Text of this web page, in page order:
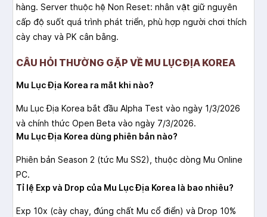
hàng. Server thuộc hệ Non Reset: nhân vật giữ nguyên
cấp độ suốt quá trình phát triển, phù hợp người chơi thích
cày chay và PK cân bằng.
CÂU HỎI THƯỜNG GẶP VỀ MU LỤC ĐỊA KOREA
Mu Lục Địa Korea ra mắt khi nào?
Mu Lục Địa Korea bắt đầu Alpha Test vào ngày 1/3/2026
và chính thức Open Beta vào ngày 7/3/2026.
Mu Lục Địa Korea dùng phiên bản nào?
Phiên bản Season 2 (tức Mu SS2), thuộc dòng Mu Online
PC.
Tỉ lệ Exp và Drop của Mu Lục Địa Korea là bao nhiêu?
Exp 10x (cày chay, đúng chất Mu cổ điển) và Drop 10%